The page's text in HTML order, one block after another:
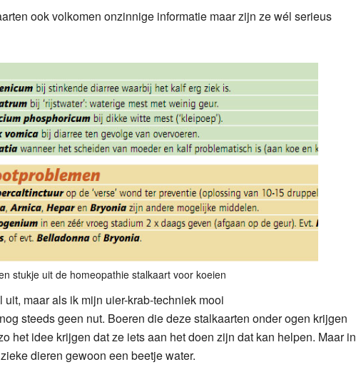
ook volkomen onzinnige informatie maar zijn ze wél serieus
stukje uit de homeopathie stalkaart voor koeien
maar als ik mijn uier-krab-techniek mooi
steeds geen nut. Boeren die deze stalkaarten onder ogen krijgen
het idee krijgen dat ze iets aan het doen zijn dat kan helpen. Maar in
dieren gewoon een beetje water.